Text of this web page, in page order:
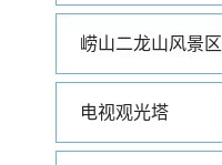
崂山二龙山风景区
电视观光塔